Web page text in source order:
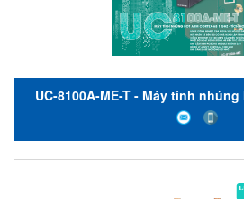
UC-8100A-ME-T - Máy tính nhúng
GHz - tích hợp LTE Cat. 4 -